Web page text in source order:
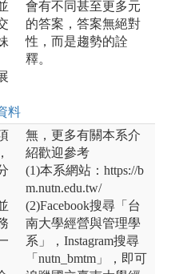
料
會有不同甚至更多元
的答案，答案無絕對
性，而是趨勢的詮
釋。
無，更多有關本系介
紹歡迎參考
(1)本系網站：https://b
m.nutn.edu.tw/
(2)Facebook搜尋「台
南大學經營與管理學
系」，Instagram搜尋
「nutn_bmtm」，即可